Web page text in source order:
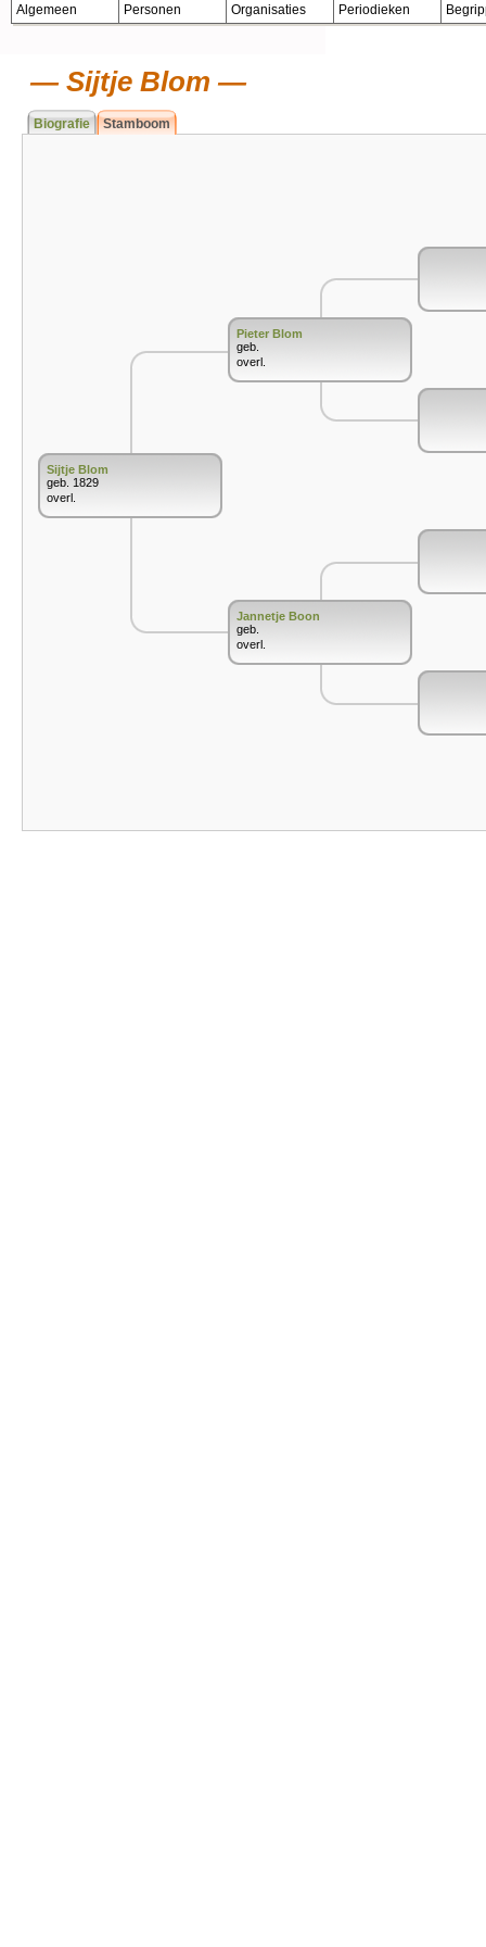
Algemeen Personen Organisaties Periodieken
Sijtje Blom
Biografie Stamboom
Sijtje Blom
geb. 1829
overl.
Pieter Blom
geb.
overl.
Jannetje Boon
geb.
overl.